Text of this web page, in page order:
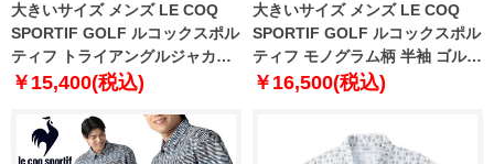
大きいサイズ メンズ LE COQ
SPORTIF GOLF ルコックスポル
ティフ トライアングルジャカー
ド 半袖 ゴルフ ポロシャツ スト
新作 lg6shsb0m 【fre】
￥15,400(税込)
大きいサイズ メンズ LE COQ
SPORTIF GOLF ルコックスポル
ティフ モノグラム柄 半袖 ゴルフ
ポロシャツ ストレッチ 吸汗速乾
￥16,500(税込)